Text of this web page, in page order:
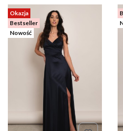
Okazja
Bestseller
Nowość